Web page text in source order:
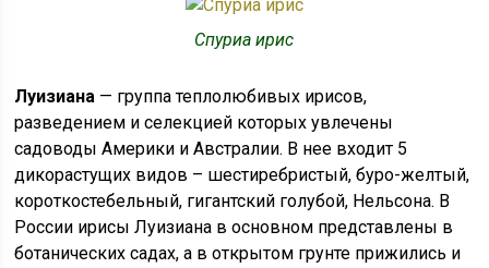
Спуриа ирис
Луизиана — группа теплолюбивых ирисов,
разведением и селекцией которых увлечены
садоводы Америки и Австралии. В нее входит 5
дикорастущих видов – шестиребристый, буро-желтый,
короткостебельный, гигантский голубой, Нельсона. В
России ирисы Луизиана в основном представлены в
ботанических садах, а в открытом грунте прижились и